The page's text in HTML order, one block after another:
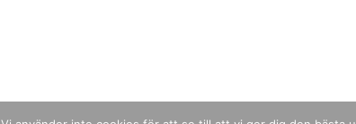
Copyright © 2026